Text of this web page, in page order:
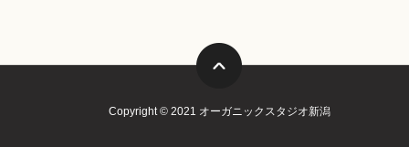
Copyright © 2021 オーガニックスタジオ新潟